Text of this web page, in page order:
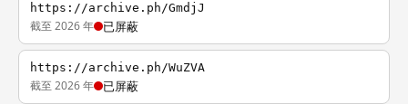
https://archive.ph/GmdjJ
截至 2026 年 已屏蔽
https://archive.ph/WuZVA
截至 2026 年 已屏蔽